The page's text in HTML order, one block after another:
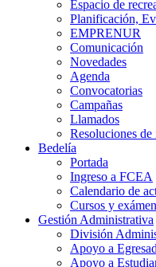
Espacio de
Planificación,
EMPRENUR
Comunicación
Novedades
Agenda
Convocatorias
Campañas
Llamados
Resoluciones de
Bedelía
Portada
Ingreso a FCEA
Calendario de
Cursos y
Gestión Administrativa
División
Apoyo a
Apoyo a